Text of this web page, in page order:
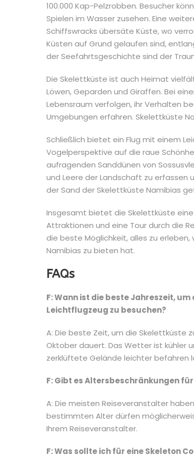
100.000 Kap-Pelzrobben. Besucher
Spielen im Wasser zusehen. Eine
Schiffswracks übersäte Küste, wo
Küsten auf Grund gelaufen sind,
der Seefahrtsgeschichte sind der
Die Skelettküste ist auch Heimat
Löwen, Geparden und Giraffen. Bei
Lebensraum verfolgen, ihr Verhalten
Umgebungen erfahren. Skelettküste
Schließlich bietet ein Flug mit einem
Vogelperspektive auf die raue
aufragenden Sanddünen von
und Leere der Landschaft zu erfassen
der Sand der Skelettküste Namibias
Insgesamt bietet die Skelettküste
Attraktionen und eine Tour durch die
die beste Möglichkeit, alles zu
Namibias zu bieten hat.
FAQs
F: Wann ist die beste Jahreszeit,
Leichtflugzeug zu besuchen?
A: Die beste Zeit, um die Skelettküste
Oktober dauert. Das Wetter ist kühler
zerklüftete Gelände leichter befahren
F: Gibt es Altersbeschränkungen
A: Die meisten Reiseveranstalter
bestimmten Alter dürfen
Ihrem Reiseveranstalter.
F: Was sollte ich für eine Skeleton